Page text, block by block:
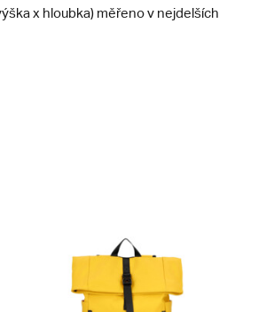
x hloubka) měřeno v nejdelších